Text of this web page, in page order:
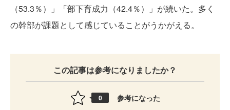
（53.3％）」「部下育成力（42.4％）」が続いた。多く
の幹部が課題として感じていることがうかがえる。
この記事は参考になりましたか？
0 参考になった